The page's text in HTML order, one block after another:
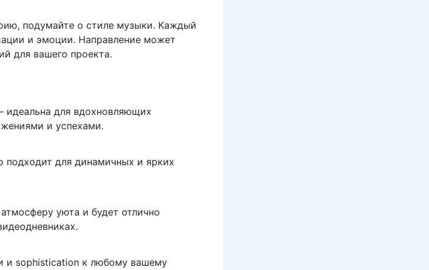
подумайте о стиле музыки. Каждый
и эмоции. Направление может
для вашего проекта.
для вдохновляющих
и успехами.
для динамичных и ярких
уюта и будет отлично
и sophistication к любому вашему